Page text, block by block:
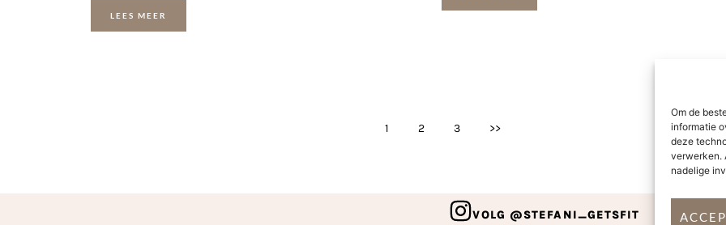
Om de
informatie
deze
verwerken.
nadelige
LEES MEER
1 2 3 >>
VOLG @STEFANI_GETSFIT